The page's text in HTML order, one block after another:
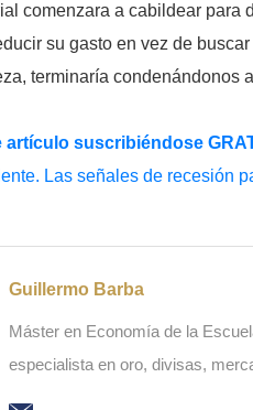
comenzara a cabildear para
su gasto en vez de
terminaría condenándonos
artículo suscribiéndose
Las señales de recesión
Guillermo Barba
Máster en Economía de la
especialista en oro, divisas,